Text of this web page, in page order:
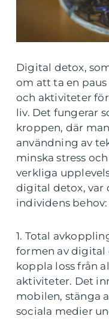
Digital detox,
om att ta en
och aktiviteter
liv. Det fungerar
kroppen, där
användning av
minska stress
verkliga
digital detox, var
individens behov:
1. Total
formen av digital
koppla loss från
aktiviteter. Det
mobilen, stänga
sociala medier